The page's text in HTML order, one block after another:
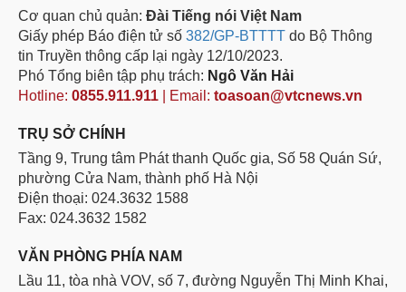
Cơ quan chủ quản: Đài Tiếng nói Việt Nam
Giấy phép Báo điện tử số 382/GP-BTTTT do Bộ Thông
tin Truyền thông cấp lại ngày 12/10/2023.
Phó Tổng biên tập phụ trách: Ngô Văn Hải
Hotline: 0855.911.911 | Email: toasoan@vtcnews.vn
TRỤ SỞ CHÍNH
Tầng 9, Trung tâm Phát thanh Quốc gia, Số 58 Quán Sứ,
phường Cửa Nam, thành phố Hà Nội
Điện thoại: 024.3632 1588
Fax: 024.3632 1582
VĂN PHÒNG PHÍA NAM
Lầu 11, tòa nhà VOV, số 7, đường Nguyễn Thị Minh Khai,